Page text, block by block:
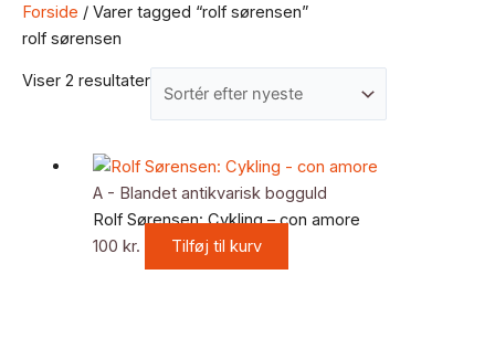
Forside / Varer tagged “rolf sørensen”
rolf sørensen
Viser 2 resultater
A - Blandet antikvarisk bogguld
Rolf Sørensen: Cykling – con amore
100 kr. Tilføj til kurv